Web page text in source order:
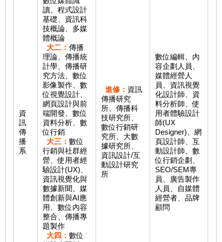
資
訊
傳
播
系
讀、程式設計
基礎、資訊科
技概論、多媒
體概論
大二：傳播
理論、傳播統
計學、傳播研
究方法、數位
影像製作、數
位視覺設計、
網頁設計與前
端開發、數位
資料分析、數
位行銷
大三：數位
行銷與社群經
營、使用者經
驗設計(UX)、
資訊視覺化與
數據新聞、媒
體創新與AI應
用、數位內容
整合、傳播專
題製作
大四：數位
進修： 資訊
傳播研究
所、傳播科
技研究所、
數位行銷研
究所、大數
據研究所、
資訊設計/互
動設計研究
所
數位編輯、內
容企劃人員、
媒體經營人
員、資訊視覺
化設計師、資
料分析師、使
用者體驗設計
師(UX
Designer)、網
頁設計師、互
動設計師、數
位行銷企劃、
SEO/SEM專
員、廣告製作
人員、自媒體
經營者、品牌
顧問